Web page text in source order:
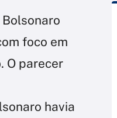
foco em
O parecer
havia